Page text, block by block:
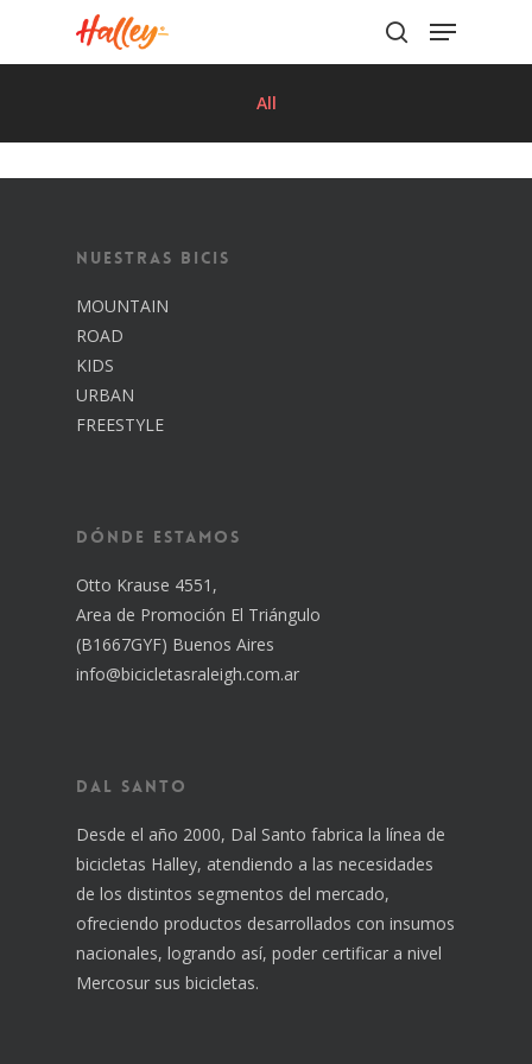
Hit enter to search or ESC to close
All
Nuestras Bicis
MOUNTAIN
ROAD
KIDS
URBAN
FREESTYLE
Dónde estamos
Otto Krause 4551,
Area de Promoción El Triángulo
(B1667GYF) Buenos Aires
info@bicicletasraleigh.com.ar
Dal Santo
Desde el año 2000, Dal Santo fabrica la línea de
bicicletas Halley, atendiendo a las necesidades
de los distintos segmentos del mercado,
ofreciendo productos desarrollados con insumos
nacionales, logrando así, poder certificar a nivel
Mercosur sus bicicletas.